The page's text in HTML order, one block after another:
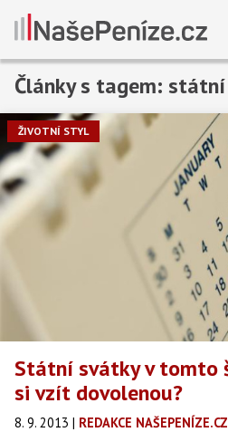
Články s tagem:
ŽIVOTNÍ STYL
Státní svátky v tomto
si vzít dovolenou?
8. 9. 2013 | REDAKCE NAŠEPENÍZE.CZ